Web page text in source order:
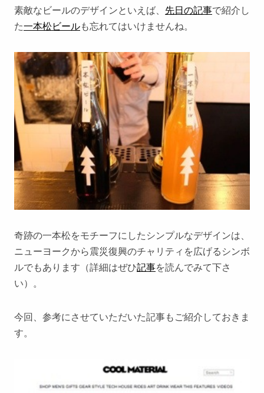
素敵なビールのデザインといえば、 先日の記事で紹介し
た一本松ビールも忘れてはいけませんね。
奇跡の一本松をモチーフにしたシンプルなデザインは、
ニューヨークから震災復興のチャリティを広げるシンボ
ルでもあります（詳細はぜひ記事を読んでみて下さ
い）。
今回、参考にさせていただいた記事もご紹介しておきま
す。